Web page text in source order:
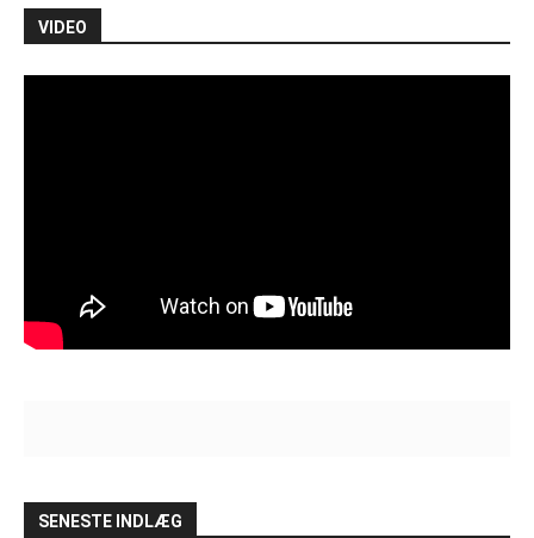
VIDEO
SENESTE INDLÆG